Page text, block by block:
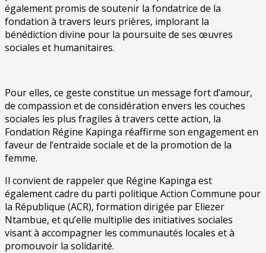
également promis de soutenir la fondatrice de la
fondation à travers leurs prières, implorant la
bénédiction divine pour la poursuite de ses œuvres
sociales et humanitaires.
Pour elles, ce geste constitue un message fort d’amour,
de compassion et de considération envers les couches
sociales les plus fragiles à travers cette action, la
Fondation Régine Kapinga réaffirme son engagement en
faveur de l’entraide sociale et de la promotion de la
femme.
Il convient de rappeler que Régine Kapinga est
également cadre du parti politique Action Commune pour
la République (ACR), formation dirigée par Eliezer
Ntambue, et qu’elle multiplie des initiatives sociales
visant à accompagner les communautés locales et à
promouvoir la solidarité.